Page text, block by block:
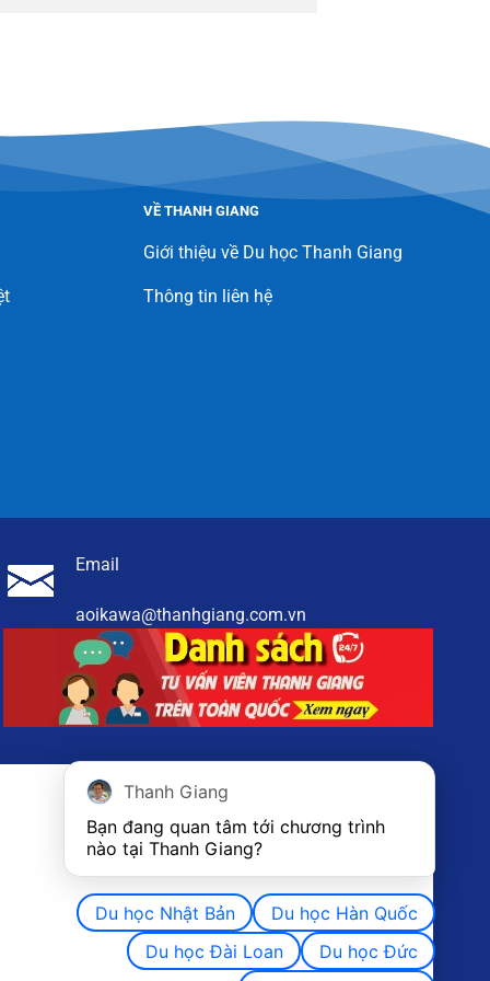
VỀ THANH GIANG
Giới thiệu về Du học Thanh Giang
Thông tin liên hệ
Email
aoikawa@thanhgiang.com.vn
Thanh Giang
Bạn đang quan tâm tới chương trình
nào tại Thanh Giang?
Du học Nhật Bản
Du học Hàn Quốc
Du học Đài Loan
Du học Đức